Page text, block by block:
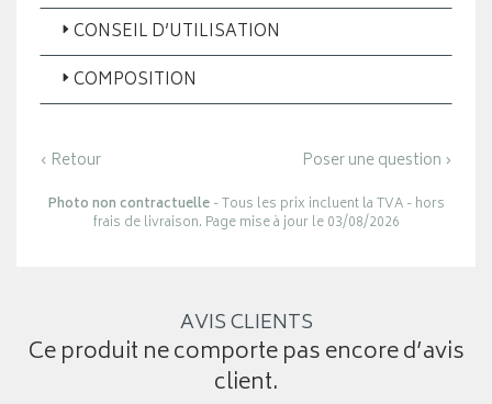
CONSEIL D’UTILISATION
COMPOSITION
‹ Retour Poser une question ›
Photo non contractuelle- Tous les prix incluent la TVA - hors
frais de livraison. Page mise à jour le 03/08/2026
AVIS CLIENTS
Ce produit ne comporte pas encore d’avis
client.